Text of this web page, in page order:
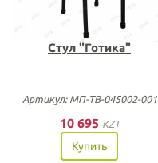
Стул "Готика"
Артикул: МП-ТВ-045002-001
10 695 KZT
Купить